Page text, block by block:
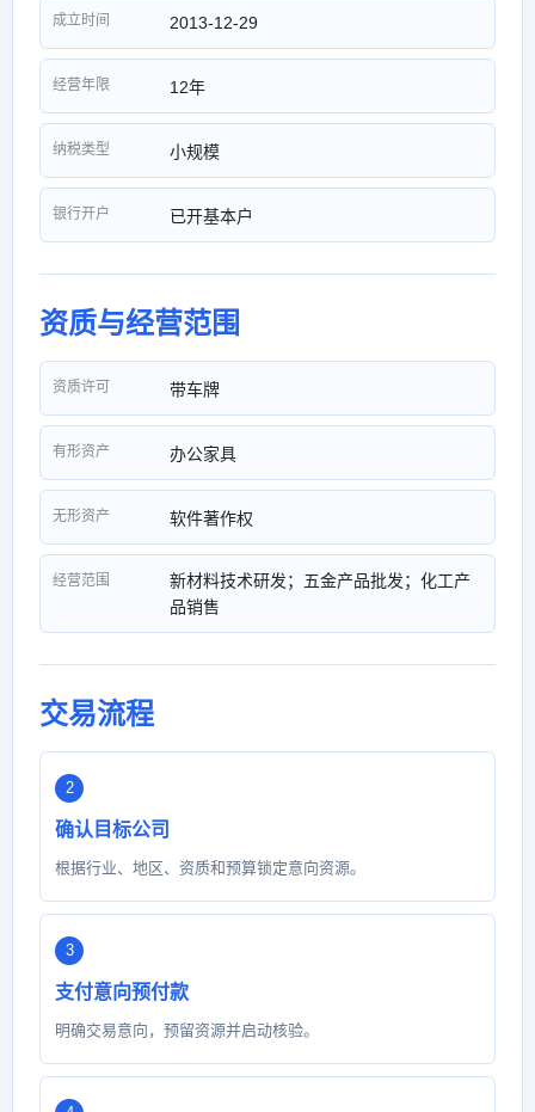
成立时间 2013-12-29
经营年限 12年
纳税类型 小规模
银行开户 已开基本户
资质与经营范围
资质许可 带车牌
有形资产 办公家具
无形资产 软件著作权
经营范围
新材料技术研发；五金产品批发；化工产
品销售
交易流程
确认目标公司
根据行业、地区、资质和预算锁定意向资源。
支付意向预付款
明确交易意向，预留资源并启动核验。